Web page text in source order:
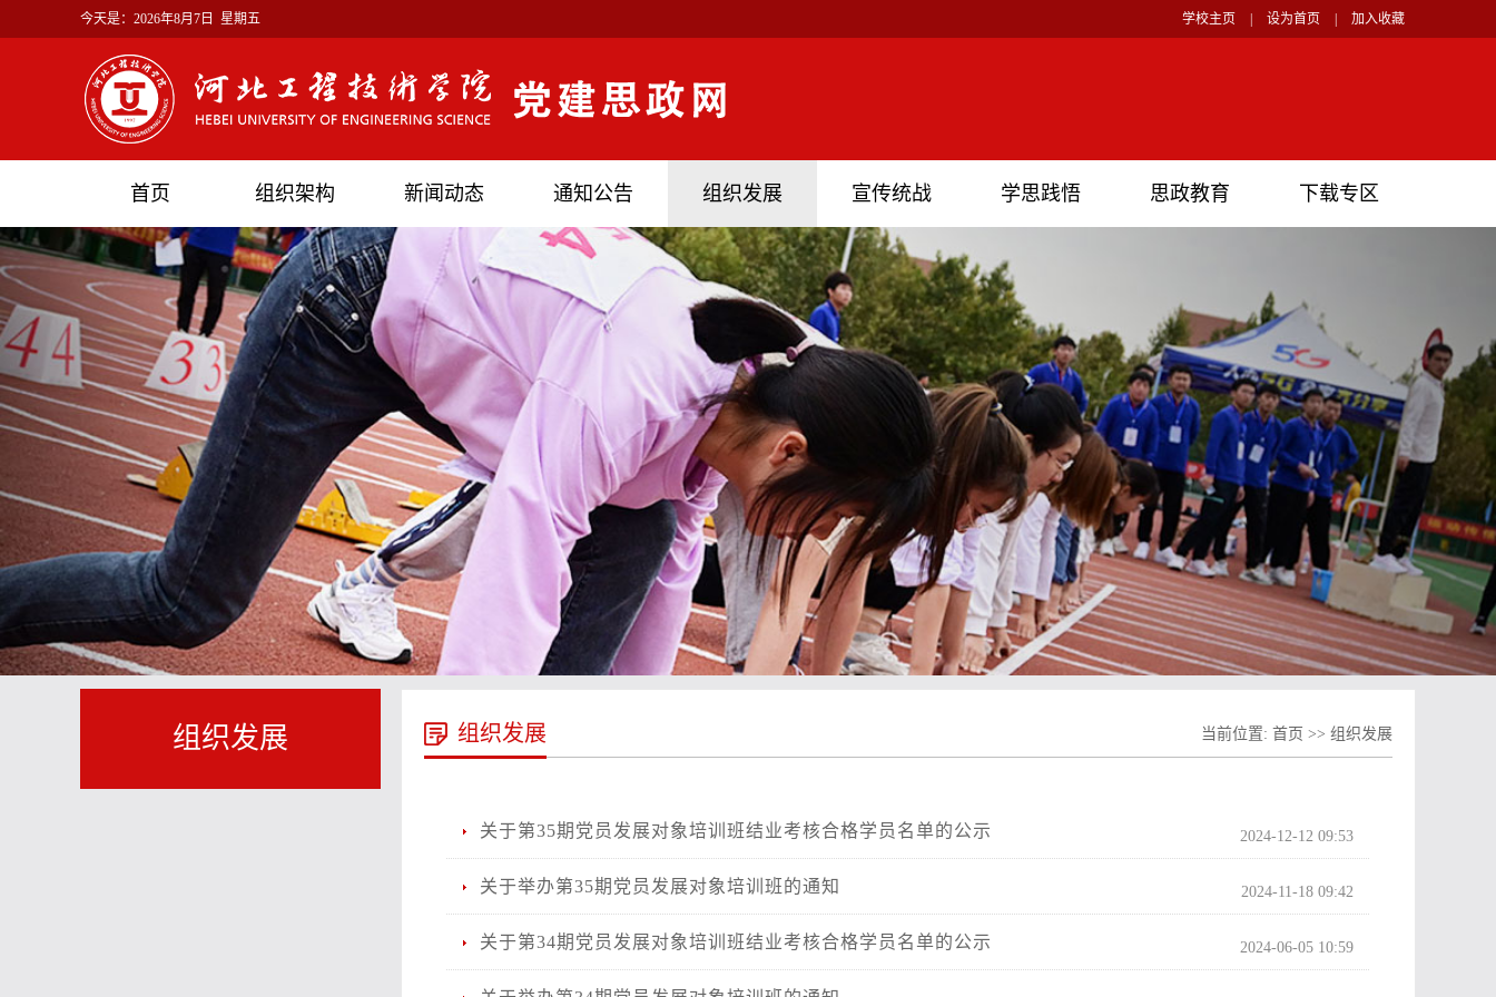
今天是： 2026年8月7日 星期五 学校主页 设为首页 加入收藏
首页 组织架构 新闻动态 通知公告 组织发展 宣传统战 学思践悟 思政教育 下载专区
组织发展 组织发展 当前位置: 首页 >> 组织发展
关于第35期党员发展对象培训班结业考核合格学员名单的公示 2024-12-12 09:53
关于举办第35期党员发展对象培训班的通知 2024-11-18 09:42
关于第34期党员发展对象培训班结业考核合格学员名单的公示 2024-06-05 10:59